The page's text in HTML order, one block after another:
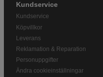
Kundservice
Kundservice
Köpvillkor
Leverans
Reklamation & Reparation
Personuppgifter
Ändra cookieinställningar